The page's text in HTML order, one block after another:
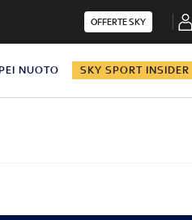
OFFERTE SKY
NUOTO SKY SPORT INSIDER